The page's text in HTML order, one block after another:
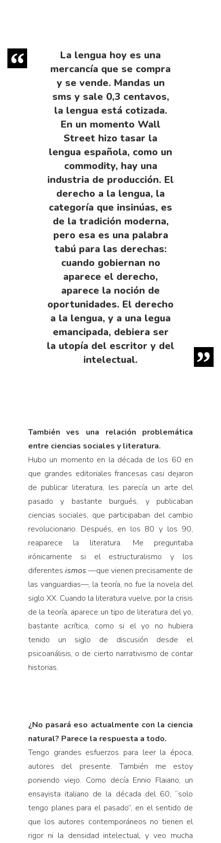
La lengua hoy es una
mercancía que se compra
y se vende. Mandas un
sms y sale 0,3 centavos,
la lengua está cotizada.
En un momento Wall
Street hizo tasar la
lengua española, como un
commodity, hay una
industria de producción. El
derecho a la lengua, la
categoría que insinúas, es
de la tradición moderna,
pero esa es una palabra
tabú para las derechas:
cuando gobiernan no
aparece el derecho,
aparece la noción de
oportunidades. El derecho
a la lengua, y a una legua
emancipada, debiera ser
la utopía del escritor y del
intelectual.
También ves una relación problemática
entre ciencias sociales y literatura.
Hubo un momento en la década de los 60 en
que grandes editoriales francesas casi dejaron
de publicar literatura, les parecía un arte del
pasado y bastante burgués, y publicaban
ciencias sociales, que participaban del cambio
revolucionario. Después, en los 80 y los 90,
reaparece la literatura. Me preguntaba
irónicamente si el estructuralismo y los
diferentes ismos —que vienen precisamente de
las vanguardias—, la teoría, no fue la novela del
siglo XX. Cuando la literatura vuelve, por la crisis
de la teoría, aparece un tipo de literatura del yo,
bastante acrítica, como si el yo no hubiera
tenido un siglo de discusión desde el
psicoanálisis, o de cierto narrativismo de contar
historias.
¿No pasará eso actualmente con la ciencia
natural? Parece la respuesta a todo.
Tengo grandes esfuerzos para leer la época,
autores del presente. También me estoy
poniendo viejo. Como decía Ennio Flaiano, un
ensayista italiano de la década del 60, “solo
tengo planes para el pasado”, en el sentido de
que los autores contemporáneos no tienen el
rigor ni la densidad intelectual, y veo mucha